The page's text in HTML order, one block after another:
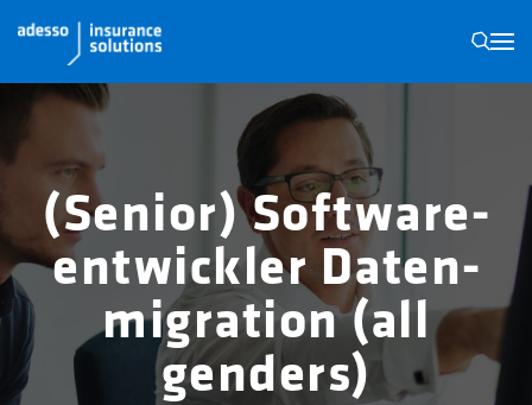
N
(Senior) Software­
entwickler Daten­
migration (all
genders)